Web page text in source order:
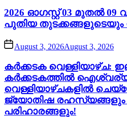
2026 ഓഗസ്റ്റ് 03 മുതൽ 09
പുതിയ തുടക്കങ്ങളുടെയും
August 3, 2026August 3, 2026
കർക്കടക വെള്ളിയാഴ്ച:
കർക്കടകത്തിൽ
വെള്ളിയാഴ്ചകളിൽ
ജ്യോതിഷ രഹസ്യങ്ങളും
പരിഹാരങ്ങളും!